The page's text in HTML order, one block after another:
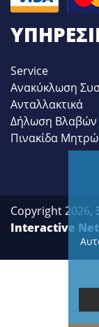
Service
Ανακύκλωση
Ανταλλακτικά
Δήλωση
Πινακίδα
Copyright 2026,
Interactive